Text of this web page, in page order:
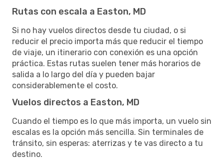
Rutas con escala a Easton, MD
Si no hay vuelos directos desde tu ciudad, o si
reducir el precio importa más que reducir el tiempo
de viaje, un itinerario con conexión es una opción
práctica. Estas rutas suelen tener más horarios de
salida a lo largo del día y pueden bajar
considerablemente el costo.
Vuelos directos a Easton, MD
Cuando el tiempo es lo que más importa, un vuelo sin
escalas es la opción más sencilla. Sin terminales de
tránsito, sin esperas: aterrizas y te vas directo a tu
destino.